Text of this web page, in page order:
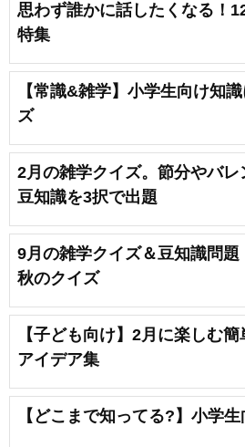
思わず誰かに話したくなる！
特集
【常識&雑学】小学生向け知
ズ
2月の雑学クイズ。節分やバ
豆知識を3択で出題
9月の雑学クイズ＆豆知識問
秋のクイズ
【子ども向け】2月に楽しむ
アイデア集
【どこまで知ってる?】小学